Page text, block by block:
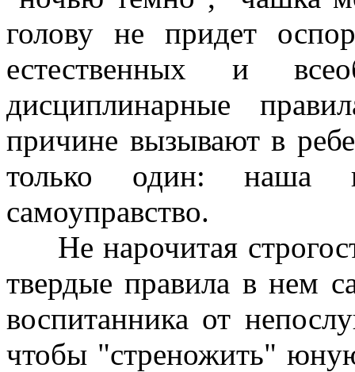
голову не придет
естественных и
дисциплинарные
причине вызывают в
только один: наша
самоуправство.
Не нарочитая
твердые правила в нем
воспитанника от
чтобы "стреножить"